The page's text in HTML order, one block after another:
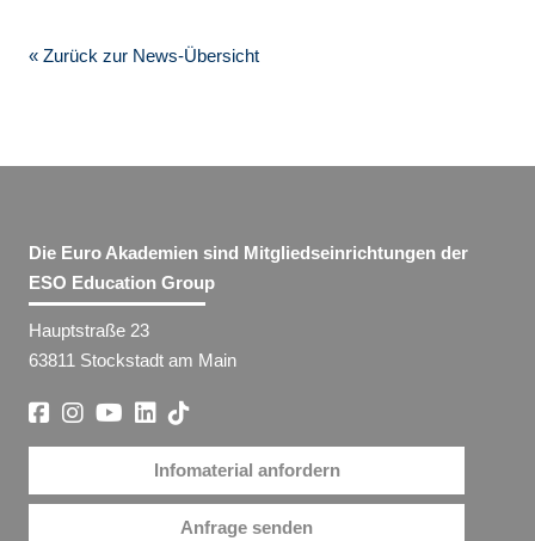
« Zurück zur News-Übersicht
Die Euro Akademien sind Mitgliedseinrichtungen der
ESO Education Group
Hauptstraße 23
63811 Stockstadt am Main
Infomaterial anfordern
Anfrage senden